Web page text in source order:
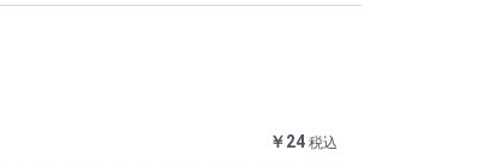
￥24 税込